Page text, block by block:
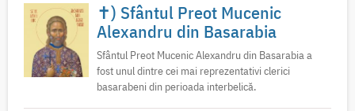
✝) Sfântul Preot Mucenic
Alexandru din Basarabia
Sfântul Preot Mucenic Alexandru din Basarabia a
fost unul dintre cei mai reprezentativi clerici
basarabeni din perioada interbelică.